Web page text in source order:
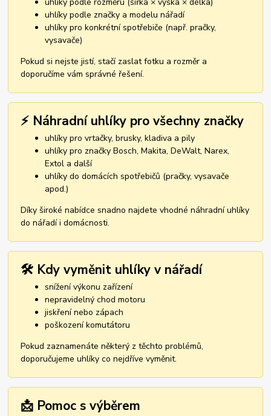
uhlíky podle značky a modelu nářadí
uhlíky pro konkrétní spotřebiče (např. pračky,
vysavače)
Pokud si nejste jistí, stačí zaslat fotku a rozměr a
doporučíme vám správné řešení.
⚡ Náhradní uhlíky pro všechny značky
uhlíky pro vrtačky, brusky, kladiva a pily
uhlíky pro značky Bosch, Makita, DeWalt, Narex,
Extol a další
uhlíky do domácích spotřebičů (pračky, vysavače
apod.)
Díky široké nabídce snadno najdete vhodné náhradní uhlíky
do nářadí i domácnosti.
🛠️ Kdy vyměnit uhlíky v nářadí
snížení výkonu zařízení
nepravidelný chod motoru
jiskření nebo zápach
poškození komutátoru
Pokud zaznamenáte některý z těchto problémů,
doporučujeme uhlíky co nejdříve vyměnit.
📩 Pomoc s výběrem